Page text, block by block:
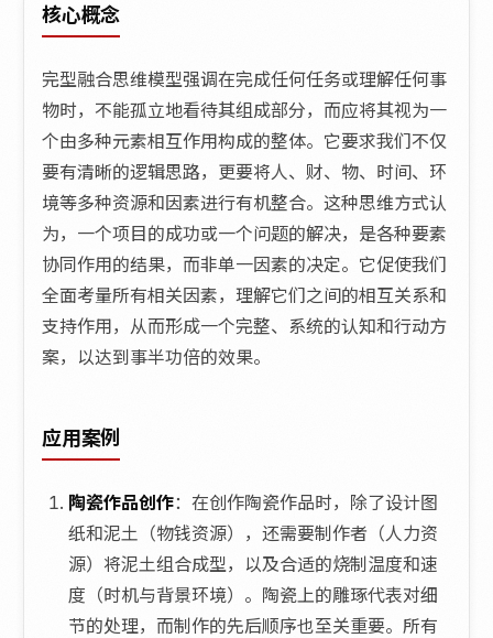
核心概念
完型融合思维模型强调在完成任何任务或理解任何事
物时，不能孤立地看待其组成部分，而应将其视为一
个由多种元素相互作用构成的整体。它要求我们不仅
要有清晰的逻辑思路，更要将人、财、物、时间、环
境等多种资源和因素进行有机整合。这种思维方式认
为，一个项目的成功或一个问题的解决，是各种要素
协同作用的结果，而非单一因素的决定。它促使我们
全面考量所有相关因素，理解它们之间的相互关系和
支持作用，从而形成一个完整、系统的认知和行动方
案，以达到事半功倍的效果。
应用案例
陶瓷作品创作：在创作陶瓷作品时，除了设计图
纸和泥土（物钱资源），还需要制作者（人力资
源）将泥土组合成型，以及合适的烧制温度和速
度（时机与背景环境）。陶瓷上的雕琢代表对细
节的处理，而制作的先后顺序也至关重要。所有